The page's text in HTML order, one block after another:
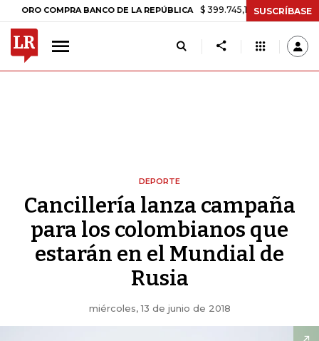
COMPRA BANCO DE LA REPÚBLICA $ 399.745,16 +$ 2.295,71 +0,58%
SUSCRÍBASE
DEPORTE
Cancillería lanza campaña
para los colombianos que
estarán en el Mundial de
Rusia
miércoles, 13 de junio de 2018